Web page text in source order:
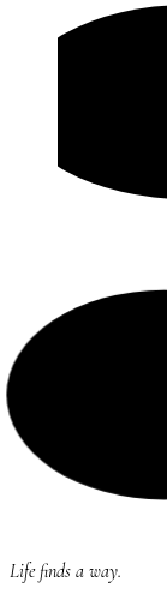
Life finds a way.